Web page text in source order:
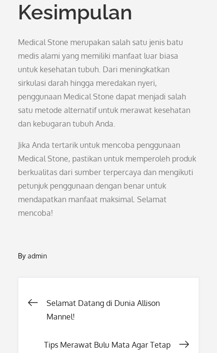
Kesimpulan
Medical Stone merupakan salah satu jenis batu
medis alami yang memiliki manfaat luar biasa
untuk kesehatan tubuh. Dari meningkatkan
sirkulasi darah hingga meredakan nyeri,
penggunaan Medical Stone dapat menjadi salah
satu metode alternatif untuk merawat kesehatan
dan kebugaran tubuh Anda.
Jika Anda tertarik untuk mencoba penggunaan
Medical Stone, pastikan untuk memperoleh produk
berkualitas dari sumber terpercaya dan mengikuti
petunjuk penggunaan dengan benar untuk
mendapatkan manfaat maksimal. Selamat
mencoba!
Byadmin
Post
Selamat Datang di Dunia Allison
Mannel!
Tips Merawat Bulu Mata Agar Tetap